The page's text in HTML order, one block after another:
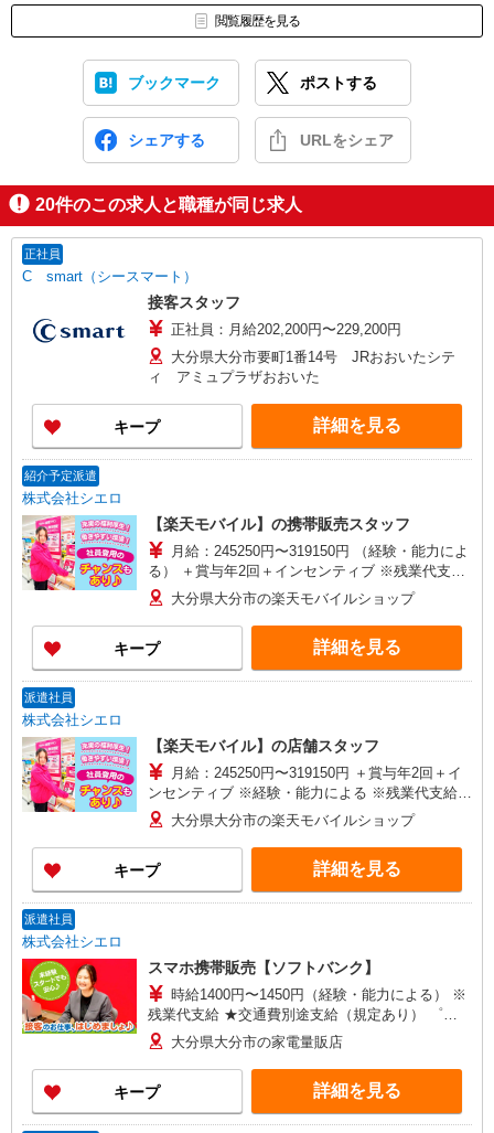
閲覧履歴を見る
ブックマーク ポストする
シェアする URLをシェア
20件のこの求人と職種が同じ求人
正社員
C smart（シースマート）
接客スタッフ
正社員：月給202,200円〜229,200円
大分県大分市要町1番14号 JRおおいたシテ
ィ アミュプラザおおいた
キープ 詳細を見る
紹介予定派遣
株式会社シエロ
【楽天モバイル】の携帯販売スタッフ
月給：245250円〜319150円 （経験・能力によ
る） ＋賞与年2回＋インセンティブ ※残業代支給
★交通費別途支給（規定あり） ゜+゜・。○。・゜
+゜・。○。・゜+゜ 入社祝い金10万円支給(規定
有) お友達を紹介頂くと, インセンティブ支給(規定
有) ゜・。○。・゜+゜・。○。・゜+゜
大分県大分市の楽天モバイルショップ
キープ 詳細を見る
派遣社員
株式会社シエロ
【楽天モバイル】の店舗スタッフ
月給：245250円〜319150円 ＋賞与年2回＋イ
ンセンティブ ※経験・能力による ※残業代支給
★交通費別途支給（規定あり） ゜+゜・。○。・゜
+゜・。○。・゜+゜ 入社祝い金10万円支給(規定
有) お友達を紹介頂くと, インセンティブ支給(規定
有) ゜・。○。・゜+゜・。○。・゜+゜
大分県大分市の楽天モバイルショップ
キープ 詳細を見る
派遣社員
株式会社シエロ
スマホ携帯販売【ソフトバンク】
時給1400円〜1450円（経験・能力による） ※
残業代支給 ★交通費別途支給（規定あり） ゜
+゜・。○。・゜+゜・。○。・゜+゜ 入社祝い金10
万円支給(規定有) お友達を紹介頂くと, インセンテ
ィブ支給(規定有) ★月2回払い・週払い可能（規程
有）★ ゜・。○。・゜+゜・。○。・゜+゜
大分県大分市の家電量販店
キープ 詳細を見る